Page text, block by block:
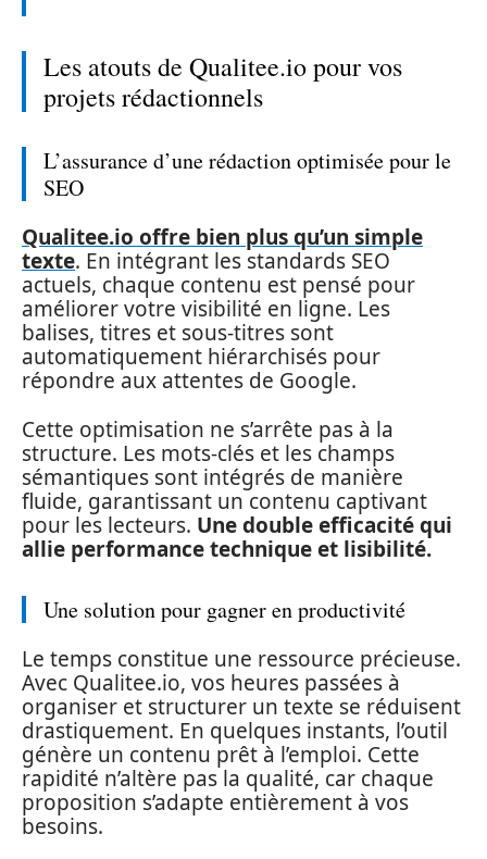
Les atouts de Qualitee.io pour vos
projets rédactionnels
L’assurance d’une rédaction optimisée pour le
SEO
Qualitee.io offre bien plus qu’un simple
texte. En intégrant les standards SEO
actuels, chaque contenu est pensé pour
améliorer votre visibilité en ligne. Les
balises, titres et sous-titres sont
automatiquement hiérarchisés pour
répondre aux attentes de Google.
Cette optimisation ne s’arrête pas à la
structure. Les mots-clés et les champs
sémantiques sont intégrés de manière
fluide, garantissant un contenu captivant
pour les lecteurs. Une double efficacité qui
allie performance technique et lisibilité.
Une solution pour gagner en productivité
Le temps constitue une ressource précieuse.
Avec Qualitee.io, vos heures passées à
organiser et structurer un texte se réduisent
drastiquement. En quelques instants, l’outil
génère un contenu prêt à l’emploi. Cette
rapidité n’altère pas la qualité, car chaque
proposition s’adapte entièrement à vos
besoins.